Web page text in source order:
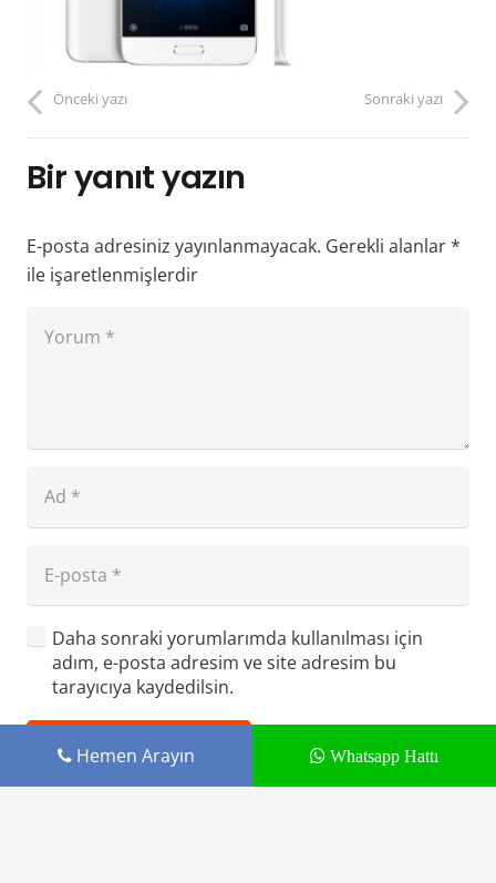
Önceki yazı Sonraki yazı
Bir yanıt yazın
E-posta adresiniz yayınlanmayacak. Gerekli alanlar*
ile işaretlenmişlerdir
Daha sonraki yorumlarımda kullanılması için
adım, e-posta adresim ve site adresim bu
tarayıcıya kaydedilsin.
YORUM GÖNDER
Hemen Arayın Whatsapp Hattı